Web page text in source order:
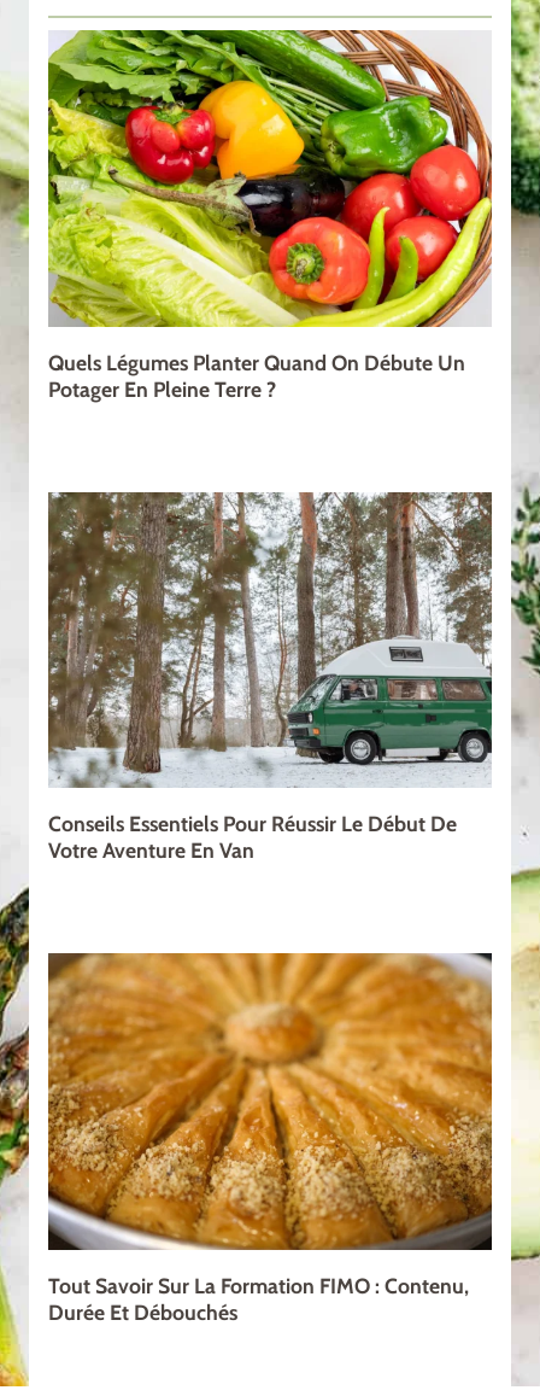
Quels Légumes Planter Quand On Débute Un
Potager En Pleine Terre ?
Conseils Essentiels Pour Réussir Le Début De
Votre Aventure En Van
Tout Savoir Sur La Formation FIMO : Contenu,
Durée Et Débouchés